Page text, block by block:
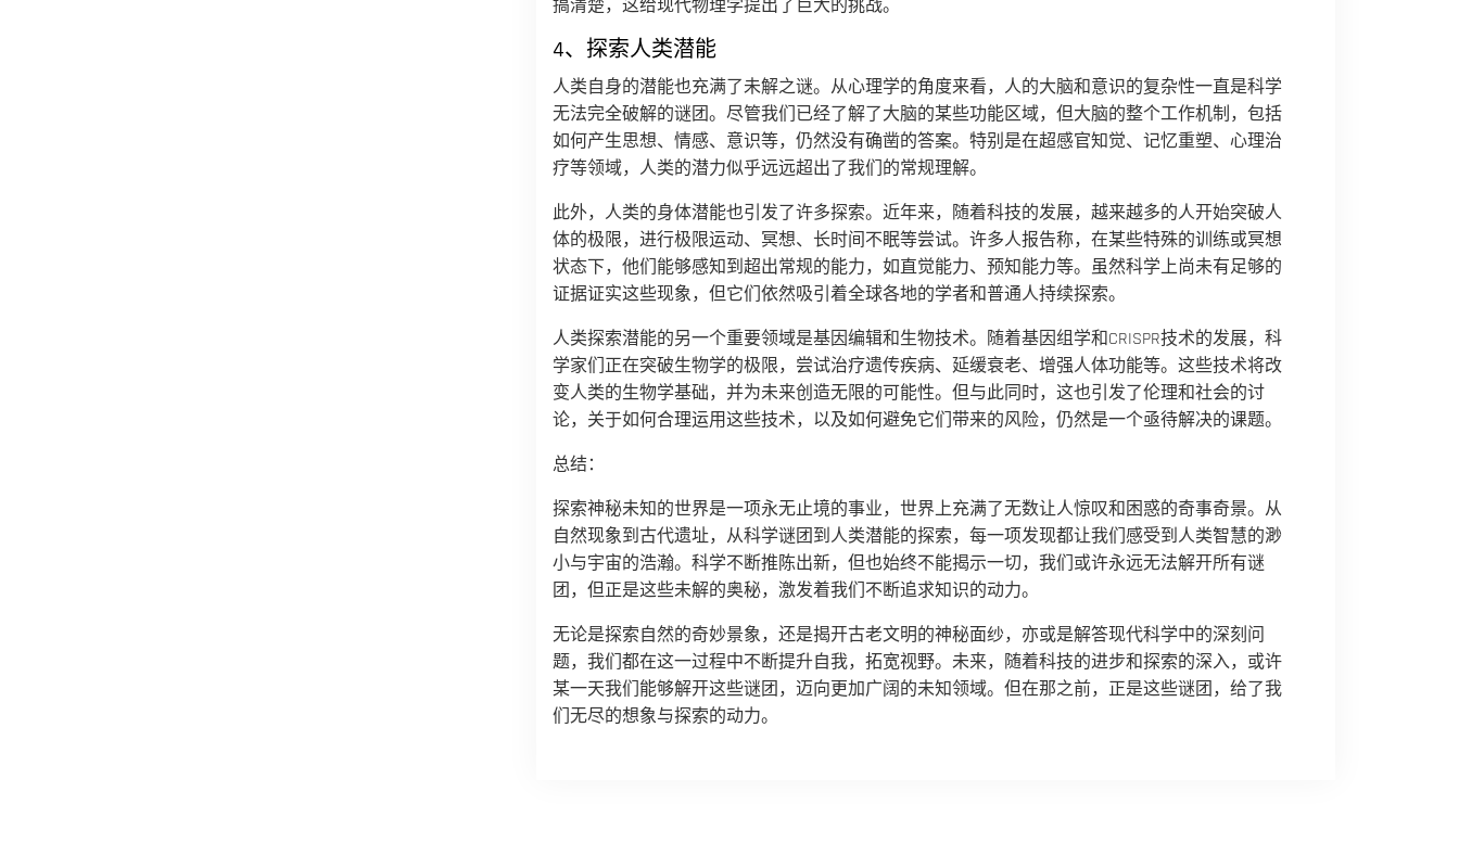
搞清楚，这给现代物理学提出了巨大的挑战。
4、探索人类潜能
人类自身的潜能也充满了未解之谜。从心理学的角度来看，人的大脑和意识的复杂性一直是科学
无法完全破解的谜团。尽管我们已经了解了大脑的某些功能区域，但大脑的整个工作机制，包括
如何产生思想、情感、意识等，仍然没有确凿的答案。特别是在超感官知觉、记忆重塑、心理治
疗等领域，人类的潜力似乎远远超出了我们的常规理解。
此外，人类的身体潜能也引发了许多探索。近年来，随着科技的发展，越来越多的人开始突破人
体的极限，进行极限运动、冥想、长时间不眠等尝试。许多人报告称，在某些特殊的训练或冥想
状态下，他们能够感知到超出常规的能力，如直觉能力、预知能力等。虽然科学上尚未有足够的
证据证实这些现象，但它们依然吸引着全球各地的学者和普通人持续探索。
人类探索潜能的另一个重要领域是基因编辑和生物技术。随着基因组学和CRISPR技术的发展，科
学家们正在突破生物学的极限，尝试治疗遗传疾病、延缓衰老、增强人体功能等。这些技术将改
变人类的生物学基础，并为未来创造无限的可能性。但与此同时，这也引发了伦理和社会的讨
论，关于如何合理运用这些技术，以及如何避免它们带来的风险，仍然是一个亟待解决的课题。
总结：
探索神秘未知的世界是一项永无止境的事业，世界上充满了无数让人惊叹和困惑的奇事奇景。从
自然现象到古代遗址，从科学谜团到人类潜能的探索，每一项发现都让我们感受到人类智慧的渺
小与宇宙的浩瀚。科学不断推陈出新，但也始终不能揭示一切，我们或许永远无法解开所有谜
团，但正是这些未解的奥秘，激发着我们不断追求知识的动力。
无论是探索自然的奇妙景象，还是揭开古老文明的神秘面纱，亦或是解答现代科学中的深刻问
题，我们都在这一过程中不断提升自我，拓宽视野。未来，随着科技的进步和探索的深入，或许
某一天我们能够解开这些谜团，迈向更加广阔的未知领域。但在那之前，正是这些谜团，给了我
们无尽的想象与探索的动力。